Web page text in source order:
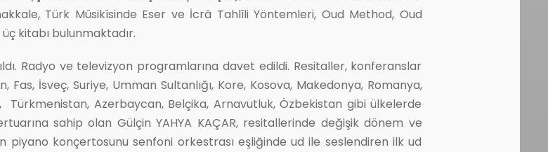
Türk Mûsikîsinde Eser ve İcrâ Tahlîli Yöntemleri, Oud Method, Oud
kitabı bulunmaktadır.
Radyo ve televizyon programlarına davet edildi. Resitaller, konferanslar
İsveç, Suriye, Umman Sultanlığı, Kore, Kosova, Makedonya, Romanya,
Türkmenistan, Azerbaycan, Belçika, Arnavutluk, Özbekistan gibi ülkelerde
sahip olan Gülçin YAHYA KAÇAR, resitallerinde değişik dönem ve
konçertosunu senfoni orkestrası eşliğinde ud ile seslendiren ilk ud